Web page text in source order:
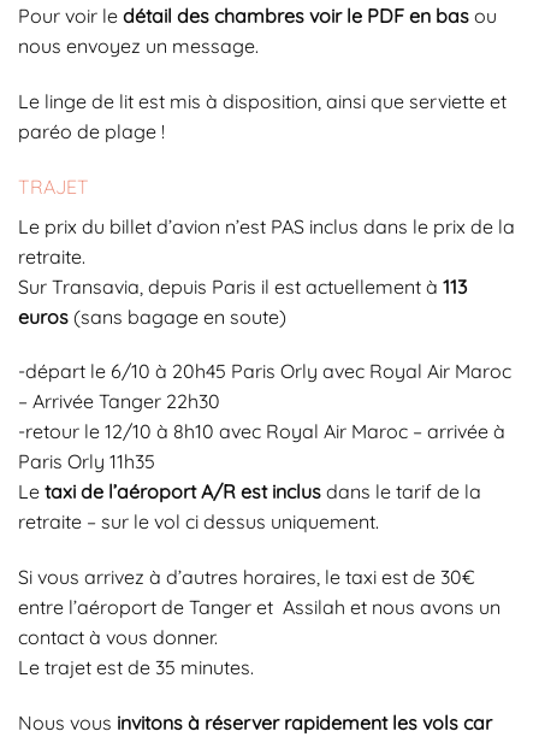
Pour voir le détail des chambres voir le PDF en bas ou
nous envoyez un message.
Le linge de lit est mis à disposition, ainsi que serviette et
paréo de plage !
TRAJET
Le prix du billet d’avion n’est PAS inclus dans le prix de la
retraite.
Sur Transavia, depuis Paris il est actuellement à 113
euros (sans bagage en soute)
-départ le 6/10 à 20h45 Paris Orly avec Royal Air Maroc
– Arrivée Tanger 22h30
-retour le 12/10 à 8h10 avec Royal Air Maroc – arrivée à
Paris Orly 11h35
Le taxi de l’aéroport A/R est inclus dans le tarif de la
retraite – sur le vol ci dessus uniquement.
Si vous arrivez à d’autres horaires, le taxi est de 30€
entre l’aéroport de Tanger et Assilah et nous avons un
contact à vous donner.
Le trajet est de 35 minutes.
Nous vous invitons à réserver rapidement les vols car